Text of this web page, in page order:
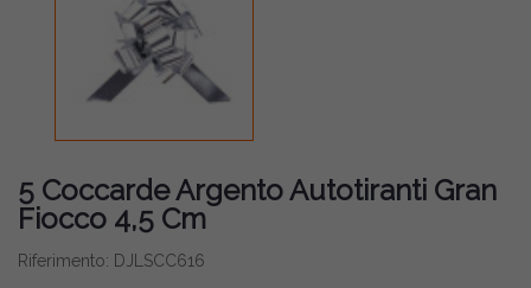
5 Coccarde Argento Autotiranti Gran
Fiocco 4,5 Cm
Riferimento: DJLSCC616